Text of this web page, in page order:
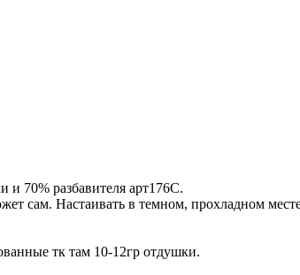
и 70% разбавителя арт176С.
сам. Настаивать в темном, прохладном
тк там 10-12гр отдушки.